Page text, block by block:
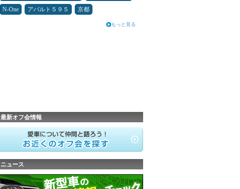
N-One
アバルト５９５ 京都
もっと見る
最新オフ会情報
ニュース